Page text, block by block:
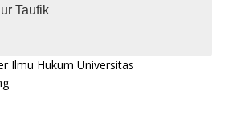
Taufik
Ilmu Hukum Universitas